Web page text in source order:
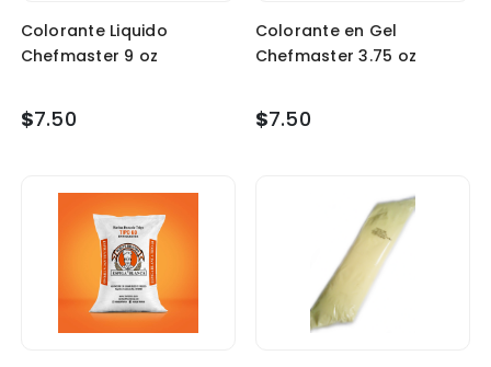
Colorante Liquido
Chefmaster 9 oz
$7.50
Colorante en Gel
Chefmaster 3.75 oz
$7.50